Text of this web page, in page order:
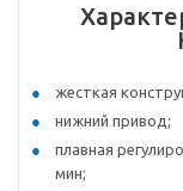
жесткая
нижний привод;
плавная
мин;